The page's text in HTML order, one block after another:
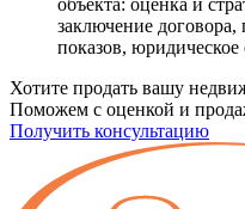
заключение договора,
показов,
Хотите продать вашу
Поможем с оценкой и
Получить консультацию